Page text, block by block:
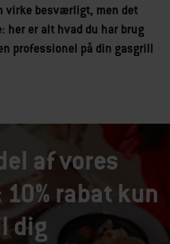
virke besværligt, men det
her er alt hvad du har brug
professionel på din gasgrill
af vores
rabat kun
dig